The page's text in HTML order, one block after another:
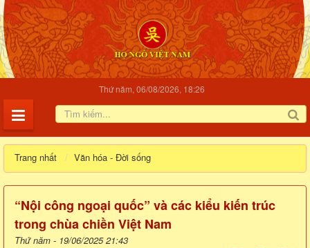
Thứ năm, 06/08/2026, 18:26
Trang nhất Văn hóa - Đời sống
“Nội công ngoại quốc” và các kiểu kiến trúc
trong chùa chiền Việt Nam
Thứ năm - 19/06/2025 21:43